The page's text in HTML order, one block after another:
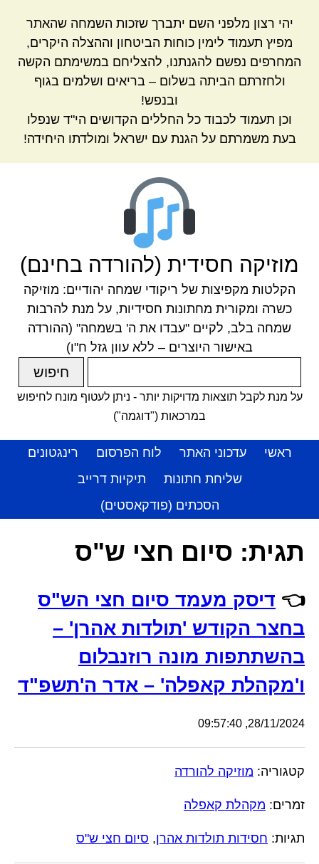
יהי רצון מלפני השם יתברך שזכות השמחה שהאתר
מפיץ תעמוד לימין כוחות הביטחון וההצלה היקרים,
המחרפים נפשם להגנתנו, להצליחם במשימתם הקשה
ולחזרתם הביתה בשלום – בריאים ושלמים בגוף
ובנפש!
וכן תעמוד לכבוד כל החללים הקדושים הי"ד שנפלו
בעת משמרתם על הגנת עם ישראל ומולדתו היחידה!
מוזיקה חסידית (להורדה בחינם)
הקלטות מקפיצות של ריקודי שמחה יהודיים: מוזיקה
כשרה ומקורית מחתונות חסידיות, על מנת להרבות
שמחה בלב, לקיים "עבדו את ה' בשמחה" (ההורדה
באישור היוצרים – ללא עוון גזל ח"ו)
על מנת לקבל תוצאות מדויקות יותר - ניתן לעטוף מונח לחיפוש
במרכאות ("דוגמה")
ראשי עדכוני האתר לוח הפרסום
רינגטונים
שליחת חתונות
תיקיות דרייב
הסכתים (פודקאסטים)
תגית: סיום חצי ש"ס
👈 דיסק מעמד סיום חצי הש"ס
בחצר הקודש 'תולדות אהרן' –
בהשתתפות מונה רוזנבלום
ו'מקהלת קאפלה' – אדר ה'תשפ"ד
28/11/2024, 09:57:40
קטגוריה: מוזיקה להורדה
זמרים: מקהלת קאפלה
תגיות: חסידות תולדות אהרן, סיום חצי ש"ס